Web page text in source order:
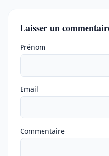
Laisser un
Ne pas remplir
Prénom
Email
Commentaire